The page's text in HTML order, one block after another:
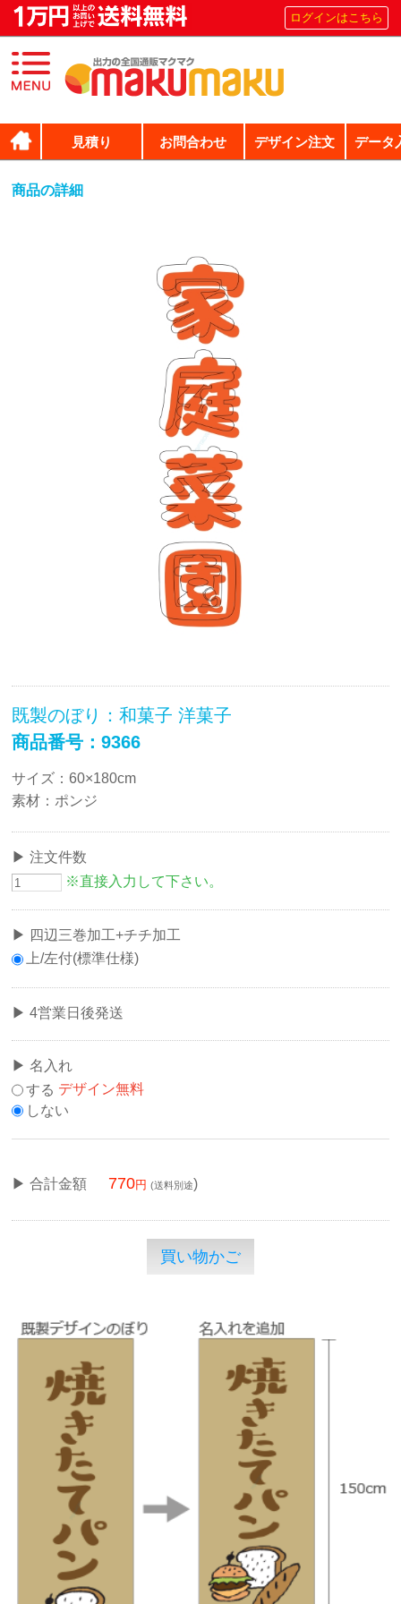
ログインはこちら
見積り お問合わせ デザイン注文 データ
商品の詳細
既製のぼり：和菓子 洋菓子
商品番号：9366
サイズ：60×180cm
素材：ポンジ
注文件数
※直接入力して下さい。
四辺三巻加工+チチ加工
上/左付(標準仕様)
4営業日後発送
名入れ
する デザイン無料
しない
合計金額 770 (送料別途)